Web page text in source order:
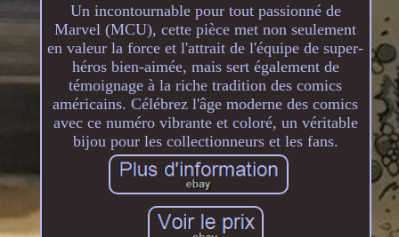
Un incontournable pour tout passionné de
Marvel (MCU), cette pièce met non seulement
en valeur la force et l'attrait de l'équipe de super-
héros bien-aimée, mais sert également de
témoignage à la riche tradition des comics
américains. Célébrez l'âge moderne des comics
avec ce numéro vibrante et coloré, un véritable
bijou pour les collectionneurs et les fans.